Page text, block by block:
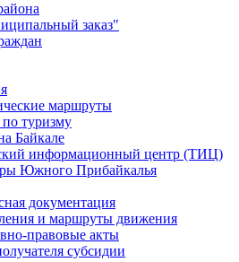
заказ"
маршруты
туризму
Байкале
информационный центр (ТИЦ)
Южного Прибайкалья
документация
и маршруты движения
правовые акты
субсидии